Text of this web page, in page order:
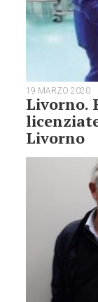
19 MARZO 2020
Livorno.
Livorno